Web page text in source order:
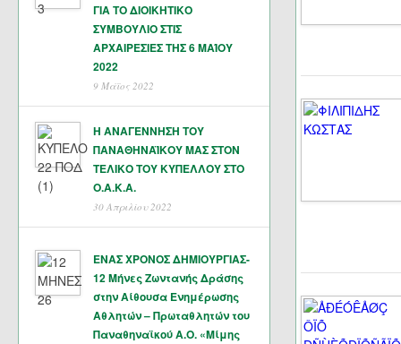
ΓΙΑ ΤΟ ΔΙΟΙΚΗΤΙΚΟ
ΣΥΜΒΟΥΛΙΟ ΣΤΙΣ
ΑΡΧΑΙΡΕΣΙΕΣ ΤΗΣ 6 ΜΑΊΟΥ
2022
9 Μάϊος 2022
Η ΑΝΑΓΕΝΝΗΣΗ ΤΟΥ
ΠΑΝΑΘΗΝΑΪΚΟΥ ΜΑΣ ΣΤΟΝ
ΤΕΛΙΚΟ ΤΟΥ ΚΥΠΕΛΛΟΥ ΣΤΟ
Ο.Α.Κ.Α.
30 Απριλίου 2022
ΕΝΑΣ ΧΡΟΝΟΣ ΔΗΜΙΟΥΡΓΙΑΣ-
12 Μήνες Ζωντανής Δράσης
στην Αίθουσα Ενημέρωσης
Αθλητών – Πρωταθλητών του
Παναθηναϊκού Α.Ο. «Μίμης